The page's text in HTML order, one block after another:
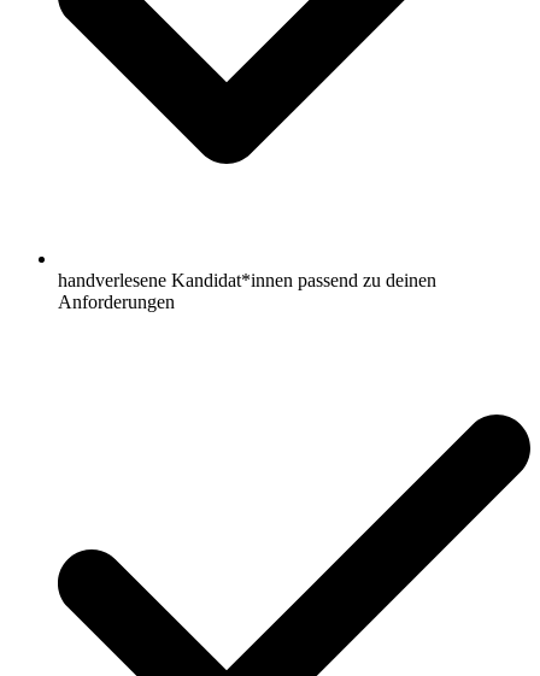
handverlesene Kandidat*innen passend zu deinen
Anforderungen